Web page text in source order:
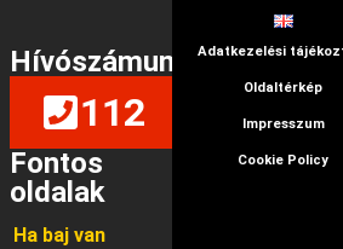
Hívószámunk
112
Fontos
oldalak
Ha baj van
Adatkezelési
Oldaltérkép
Impresszum
Cookie Policy